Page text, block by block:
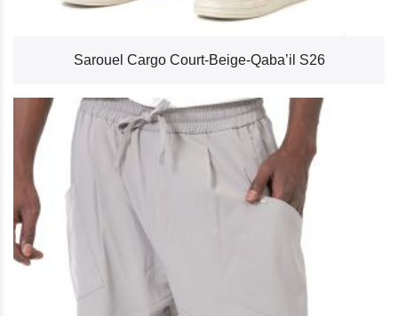
Sarouel Cargo Court-Beige-Qaba’il S26